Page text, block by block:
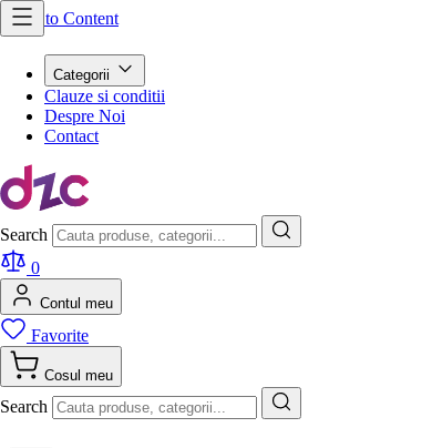
Skip to Content
Categorii
Clauze si conditii
Despre Noi
Contact
Search
0
Contul meu
Favorite
Cosul meu
Search